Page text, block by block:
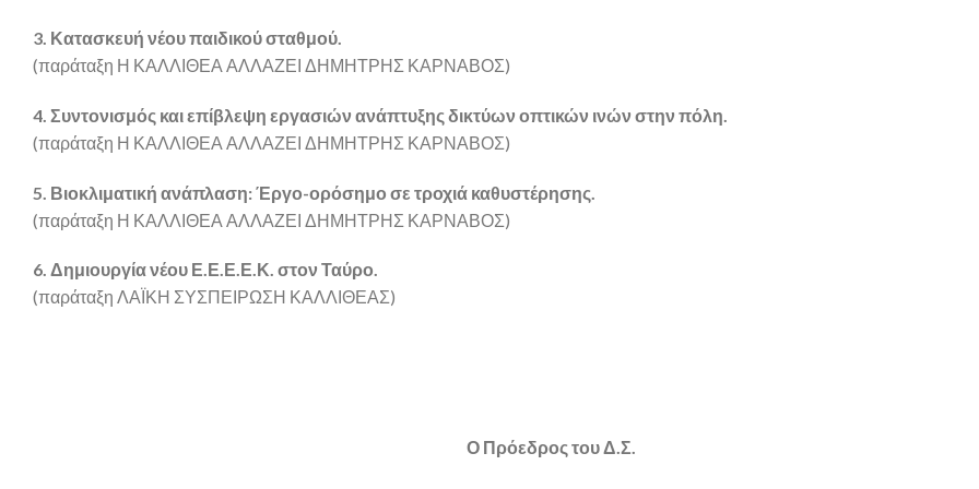
3. Κατασκευή νέου παιδικού σταθμού.
(παράταξη Η ΚΑΛΛΙΘΕΑ ΑΛΛΑΖΕΙ ΔΗΜΗΤΡΗΣ ΚΑΡΝΑΒΟΣ)
4. Συντονισμός και επίβλεψη εργασιών ανάπτυξης δικτύων οπτικών ινών στην πόλη.
(παράταξη Η ΚΑΛΛΙΘΕΑ ΑΛΛΑΖΕΙ ΔΗΜΗΤΡΗΣ ΚΑΡΝΑΒΟΣ)
5. Βιοκλιματική ανάπλαση: Έργο-ορόσημο σε τροχιά καθυστέρησης.
(παράταξη Η ΚΑΛΛΙΘΕΑ ΑΛΛΑΖΕΙ ΔΗΜΗΤΡΗΣ ΚΑΡΝΑΒΟΣ)
6. Δημιουργία νέου Ε.Ε.Ε.Ε.Κ. στον Ταύρο.
(παράταξη ΛΑΪΚΗ ΣΥΣΠΕΙΡΩΣΗ ΚΑΛΛΙΘΕΑΣ)
Ο Πρόεδρος του Δ.Σ.